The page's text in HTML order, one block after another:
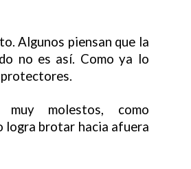
Algunos piensan que la
no es así. Como ya lo
protectores.
muy molestos, como
logra brotar hacia afuera